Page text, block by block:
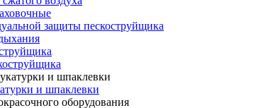
защиты пескоструйщика
и шпаклевки